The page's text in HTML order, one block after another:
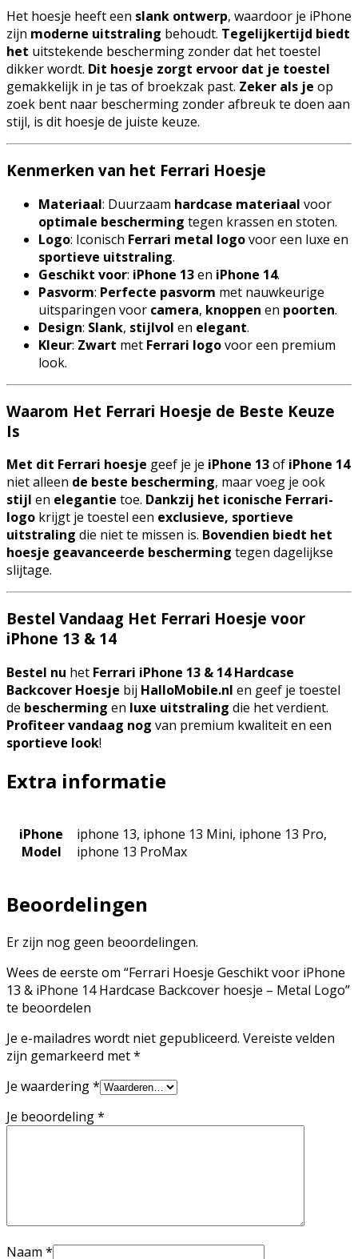
Het hoesje heeft een slank ontwerp, waardoor je iPhone
zijn moderne uitstraling behoudt. Tegelijkertijd biedt
het uitstekende bescherming zonder dat het toestel
dikker wordt. Dit hoesje zorgt ervoor dat je toestel
gemakkelijk in je tas of broekzak past. Zeker als je op
zoek bent naar bescherming zonder afbreuk te doen aan
stijl, is dit hoesje de juiste keuze.
Kenmerken van het Ferrari Hoesje
Materiaal: Duurzaam hardcase materiaal voor
optimale bescherming tegen krassen en stoten.
Logo: Iconisch Ferrari metal logovoor een luxe en
sportieve uitstraling.
Geschikt voor: iPhone 13en iPhone 14.
Pasvorm: Perfecte pasvorm met nauwkeurige
uitsparingen voor camera, knoppen en poorten.
Design: Slank, stijlvol en elegant.
Kleur: Zwart met Ferrari logovoor een premium
look.
Waarom Het Ferrari Hoesje de Beste Keuze
Is
Met dit Ferrari hoesje geef je je iPhone 13of iPhone 14
niet alleen de beste bescherming, maar voeg je ook
stijl en elegantie toe. Dankzij het iconische Ferrari-
logo krijgt je toestel een exclusieve, sportieve
uitstraling die niet te missen is. Bovendien biedt het
hoesje geavanceerde bescherming tegen dagelijkse
slijtage.
Bestel Vandaag Het Ferrari Hoesje voor
iPhone 13 & 14
Bestel nu het Ferrari iPhone 13 & 14 Hardcase
Backcover Hoesje bij HalloMobile.nl en geef je toestel
de bescherming en luxe uitstraling die het verdient.
Profiteer vandaag nog van premium kwaliteit en een
sportieve look!
Extra informatie
iPhone
Model
iphone 13, iphone 13 Mini, iphone 13 Pro,
iphone 13 ProMax
Beoordelingen
Er zijn nog geen beoordelingen.
Wees de eerste om “Ferrari Hoesje Geschikt voor iPhone
13 & iPhone 14 Hardcase Backcover hoesje – Metal Logo”
te beoordelen
Je e-mailadres wordt niet gepubliceerd. Vereiste velden
zijn gemarkeerd met*
Je waardering*
Je beoordeling*
Naam *